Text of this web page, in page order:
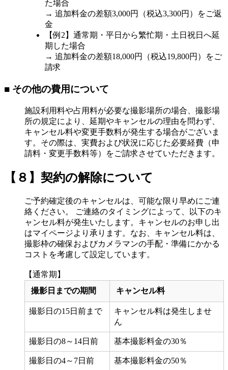
た場合
→ 追加料金の差額3,000円（税込3,300円）をご返
金
【例2】通常期・平日から繁忙期・土日祝日へ延
期した場合
→ 追加料金の差額18,000円（税込19,800円）をご
請求
■ その他の費用について
施設利用料や占用料が必要な撮影場所の場合、撮影場
所の規定により、延期やキャンセルの理由を問わず、
キャンセル料や変更手数料が発生する場合がございま
す。その際は、実費および状況に応じた必要経費（申
請料・変更手数料等）をご請求させていただきます。
【８】契約の解除について
ご予約確定後のキャンセルは、可能な限り早めにご連
絡ください。 ご連絡のタイミングによって、以下のキ
ャンセル料が発生いたします。キャンセルのお申し出
はマイページより承ります。なお、キャンセル料は、
撮影枠の確保およびカメラマンの手配・準備にかかる
コストを考慮して設定しています。
【通常期】
撮影日までの期間
キャンセル料
撮影日の15日前まで
キャンセル料は発生しませ
ん
撮影日の8～14日前 基本撮影料金の30％
撮影日の4～7日前 基本撮影料金の50％